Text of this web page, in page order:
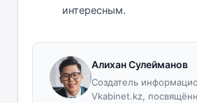
интересным.
Алихан Сулейманов
Создатель
Vkabinet.kz,